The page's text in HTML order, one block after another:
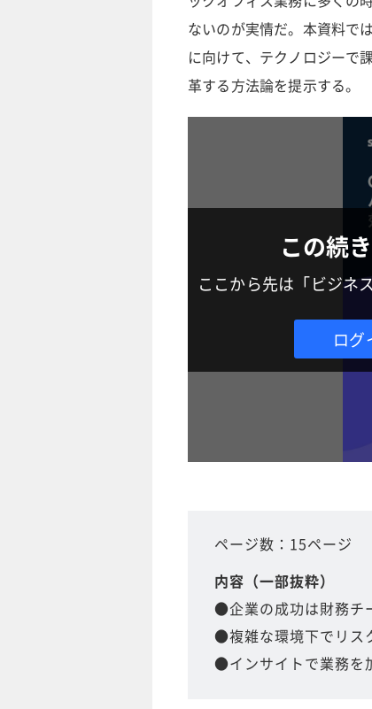
ないのが実情だ。本資料で
に向けて、テクノロジーで
革する方法論を提示する。
この続
ここから先は「ビジネ
ログ
ページ数：15ページ
内容（一部抜粋）
●企業の成功は財務チ
●複雑な環境下でリス
●インサイトで業務を